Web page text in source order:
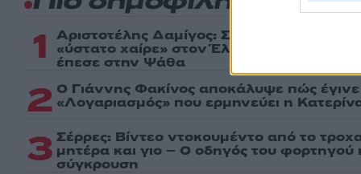
1 Αριστοτέλης Δαμίγος: Στο
«ύστατο χαίρε» στον Έλληνα σύνδεσμο
έπεσε στην Ψάθα
2 Ο Γιάννης Φακίνος αποκάλυψε πώς
«Λογαριασμός» που ερμηνεύει η
3 Σέρρες: Βίντεο ντοκουμέντο από το
μητέρα και γιο – Ο οδηγός του φορτηγού
σύγκρουση